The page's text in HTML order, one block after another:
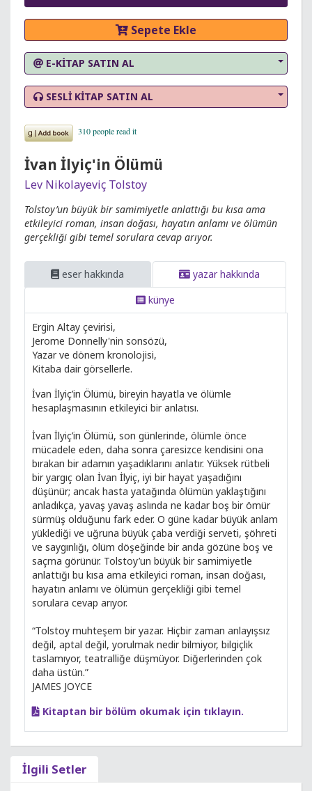
Sepete Ekle
E-KİTAP SATIN AL
SESLİ KİTAP SATIN AL
İvan İlyiç'in Ölümü
Lev Nikolayeviç Tolstoy
Tolstoy’un büyük bir samimiyetle anlattığı bu kısa ama
etkileyici roman, insan doğası, hayatın anlamı ve ölümün
gerçekliği gibi temel sorulara cevap arıyor.
eser hakkında
yazar hakkında
künye
Ergin Altay çevirisi,
Jerome Donnelly'nin sonsözü,
Yazar ve dönem kronolojisi,
Kitaba dair görsellerle.
İvan İlyiç’in Ölümü, bireyin hayatla ve ölümle
hesaplaşmasının etkileyici bir anlatısı.
İvan İlyiç’in Ölümü, son günlerinde, ölümle önce
mücadele eden, daha sonra çaresizce kendisini ona
bırakan bir adamın yaşadıklarını anlatır. Yüksek rütbeli
bir yargıç olan İvan İlyiç, iyi bir hayat yaşadığını
düşünür; ancak hasta yatağında ölümün yaklaştığını
anladıkça, yavaş yavaş aslında ne kadar boş bir ömür
sürmüş olduğunu fark eder. O güne kadar büyük anlam
yüklediği ve uğruna büyük çaba verdiği serveti, şöhreti
ve saygınlığı, ölüm döşeğinde bir anda gözüne boş ve
saçma görünür. Tolstoy’un büyük bir samimiyetle
anlattığı bu kısa ama etkileyici roman, insan doğası,
hayatın anlamı ve ölümün gerçekliği gibi temel
sorulara cevap arıyor.
“Tolstoy muhteşem bir yazar. Hiçbir zaman anlayışsız
değil, aptal değil, yorulmak nedir bilmiyor, bilgiçlik
taslamıyor, teatralliğe düşmüyor. Diğerlerinden çok
daha üstün.”
JAMES JOYCE
Kitaptan bir bölüm okumak için tıklayın.
İlgili Setler